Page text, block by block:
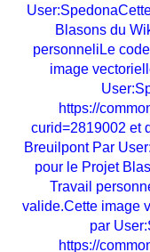
Blasons du
personneliLe
image
https://
curid=2819002 et
Breuilpont Par
pour le Projet
Travail
valide.Cette image
par
https://